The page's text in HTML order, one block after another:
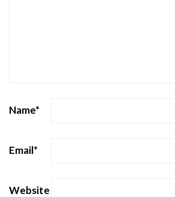
Name*
Email*
Website